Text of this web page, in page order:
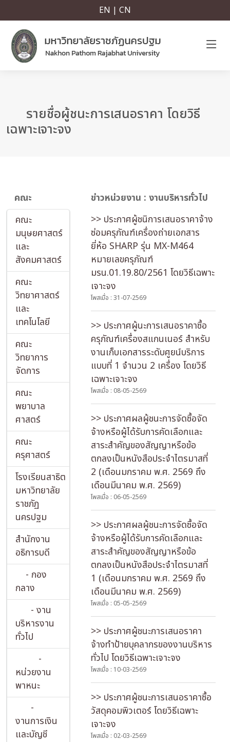
EN | CN
รายชื่อผู้ชนะการเสนอราคา โดยวิธี
เฉพาะเจาะจง
คณะ
คณะ
มนุษยศาสตร์
และ
สังคมศาสตร์
คณะ
วิทยาศาสตร์
และ
เทคโนโลยี
คณะ
วิทยาการ
จัดการ
คณะ
พยาบาล
ศาสตร์
คณะ
ครุศาสตร์
โรงเรียนสาธิต
มหาวิทยาลัย
ราชภัฏ
นครปฐม
สำนักงาน
อธิการบดี
- กอง
กลาง
- งาน
บริหารงาน
ทั่วไป
-
หน่วยงาน
พาหนะ
-
งานการเงิน
และบัญชี
ข่าวหน่วยงาน : งานบริหารทั่วไป
>> ประกาศผู้ชนิการเสนอราคาจ้าง
ซ่อมครุภัณฑ์เครื่องถ่ายเอกสาร
ยี่ห้อ SHARP รุ่น MX-M464
หมายเลขครุภัณฑ์
มรน.01.19.80/2561 โดยวิธีเฉพาะ
เจาะจง
โพสเมื่อ : 31-07-2569
>> ประกาศผู้นะการเสนอราคาซื้อ
ครุภัณฑ์เครื่องสแกนเนอร์ สำหรับ
งานเก็บเอกสารระดับศูยน์บริการ
แบบที่ 1 จำนวน 2 เครื่อง โดยวิธี
เฉพาะเจาะจง
โพสเมื่อ : 08-05-2569
>> ประกาศผลผู้ชนะการจัดซื้อจัด
จ้างหรือผู้ได้รับการคัดเลือกและ
สาระสำคัญของสัญญาหรือข้อ
ตกลงเป็นหนังสือประจำไตรมาสที่
2 (เดือนมกราคม พ.ศ. 2569 ถึง
เดือนมีนาคม พ.ศ. 2569)
โพสเมื่อ : 06-05-2569
>> ประกาศผลผู้ชนะการจัดซื้อจัด
จ้างหรือผู้ได้รับการคัดเลือกและ
สาระสำคัญของสัญญาหรือข้อ
ตกลงเป็นหนังสือประจำไตรมาสที่
1 (เดือนมกราคม พ.ศ. 2569 ถึง
เดือนมีนาคม พ.ศ. 2569)
โพสเมื่อ : 05-05-2569
>> ประกาศผู้ชนะการเสนอราคา
จ้างทำป้ายบุคลากรของงานบริหาร
ทั่วไป โดยวิธีเฉพาะเจาะจง
โพสเมื่อ : 10-03-2569
>> ประกาศผู้ชนะการเสนอราคาซื้อ
วัสดุคอมพิวเตอร์ โดยวิธีเฉพาะ
เจาะจง
โพสเมื่อ : 02-03-2569